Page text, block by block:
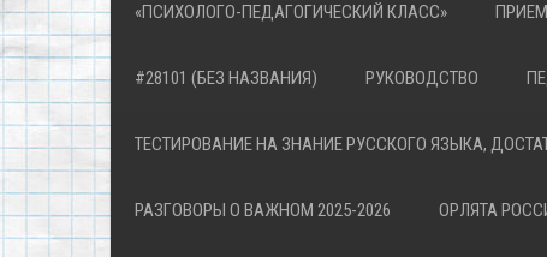
«ПСИХОЛОГО-ПЕДАГОГИЧЕСКИЙ КЛАСС»
#28101 (БЕЗ НАЗВАНИЯ) РУКОВОДСТВО
ТЕСТИРОВАНИЕ НА ЗНАНИЕ РУССКОГО ЯЗЫКА,
РАЗГОВОРЫ О ВАЖНОМ 2025-2026 ОРЛЯТА